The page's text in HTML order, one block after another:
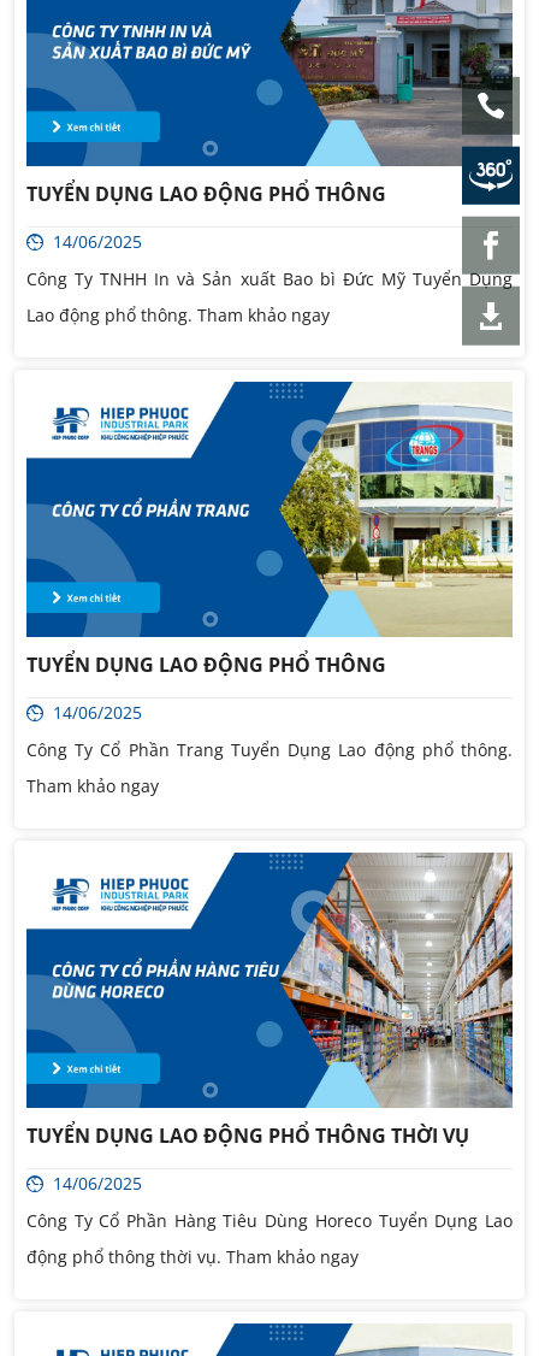
TUYỂN DỤNG LAO ĐỘNG PHỔ THÔNG
14/06/2025
Công Ty TNHH In và Sản xuất Bao bì Đức Mỹ Tuyển Dụng
Lao động phổ thông. Tham khảo ngay
TUYỂN DỤNG LAO ĐỘNG PHỔ THÔNG
14/06/2025
Công Ty Cổ Phần Trang Tuyển Dụng Lao động phổ thông.
Tham khảo ngay
TUYỂN DỤNG LAO ĐỘNG PHỔ THÔNG THỜI VỤ
14/06/2025
Công Ty Cổ Phần Hàng Tiêu Dùng Horeco Tuyển Dụng Lao
động phổ thông thời vụ. Tham khảo ngay